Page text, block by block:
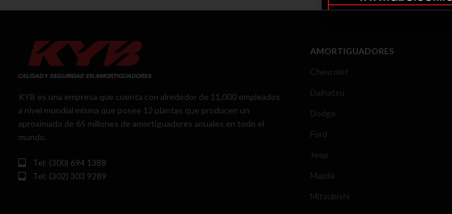
KYB es una empresa que cuenta con alrededor de 11,000 empleados
a nivel mundial misma que posee 12 plantas que producen un
aproximado de 65 millones de amortiguadores anuales en todo el
mundo.
Tel: (300) 694 1388
Tel: (302) 303 9289
AMORTIGUADORES
Chevrolet
Daihatsu
Dodge
Ford
Jeep
Mazda
Mitsubishi